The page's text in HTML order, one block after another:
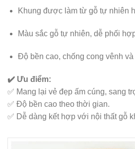
Khung được làm từ gỗ tự nhiên
Màu sắc gỗ tự nhiên, dễ phối
Độ bền cao, chống cong vênh và
✔️ Ưu điểm:
✅ Mang lại vẻ đẹp ấm cúng, sang
✅ Độ bền cao theo thời gian.
✅ Dễ dàng kết hợp với nội thất gỗ